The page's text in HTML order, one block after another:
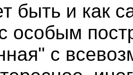
быть и как
особым
с